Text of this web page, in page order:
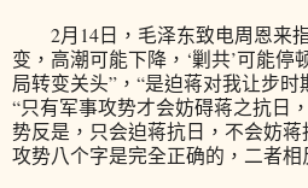
2月14日，毛泽东致电周恩来
变，高潮可能下降，‘剿共’可能停
局转变关头”，“是迫蒋对我让步时
“只有军事攻势才会妨碍蒋之抗日
势反是，只会迫蒋抗日，不会妨
攻势八个字是完全正确的，二者相